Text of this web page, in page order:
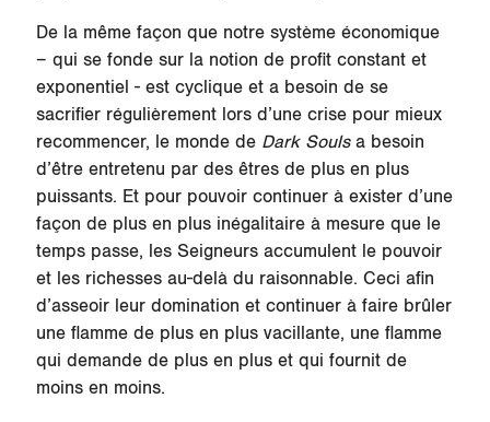
De la même façon que notre système économique
– qui se fonde sur la notion de profit constant et
exponentiel - est cyclique et a besoin de se
sacrifier régulièrement lors d’une crise pour mieux
recommencer, le monde de Dark Soulsa besoin
d’être entretenu par des êtres de plus en plus
puissants. Et pour pouvoir continuer à exister d’une
façon de plus en plus inégalitaire à mesure que le
temps passe, les Seigneurs accumulent le pouvoir
et les richesses au-delà du raisonnable. Ceci afin
d’asseoir leur domination et continuer à faire brûler
une flamme de plus en plus vacillante, une flamme
qui demande de plus en plus et qui fournit de
moins en moins.